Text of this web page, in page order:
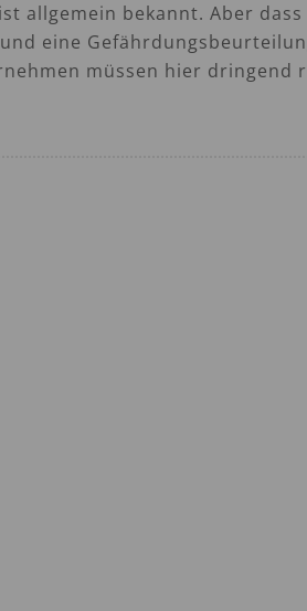
allgemein bekannt. Aber dass
eine
müssen hier dringend